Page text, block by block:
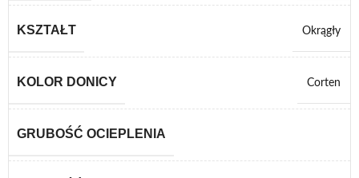
KSZTAŁT Okrągły
KOLOR DONICY Corten
GRUBOŚĆ OCIEPLENIA